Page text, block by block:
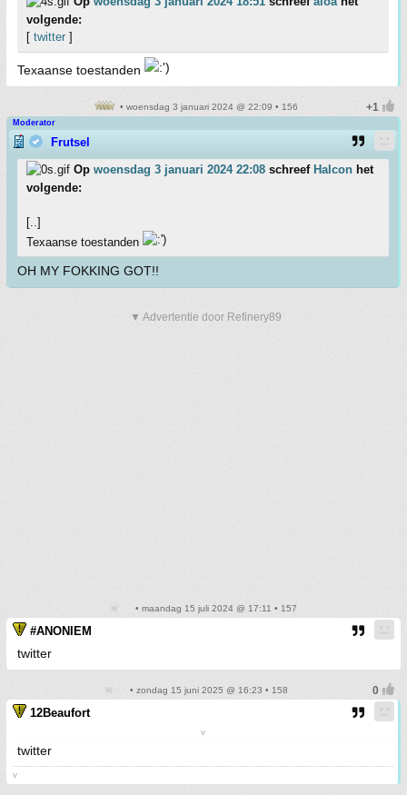
volgende:
[ twitter ]
Texaanse toestanden
• woensdag 3 januari 2024 @ 22:09 • 156
Moderator
Frutsel
Op woensdag 3 januari 2024 22:08 schreef Halcon het
volgende:
[..]
Texaanse toestanden
OH MY FOKKING GOT!!
▼ Advertentie door Refinery89
• maandag 15 juli 2024 @ 17:11 • 157
#ANONIEM
twitter
• zondag 15 juni 2025 @ 16:23 • 158
12Beaufort
v
twitter
v